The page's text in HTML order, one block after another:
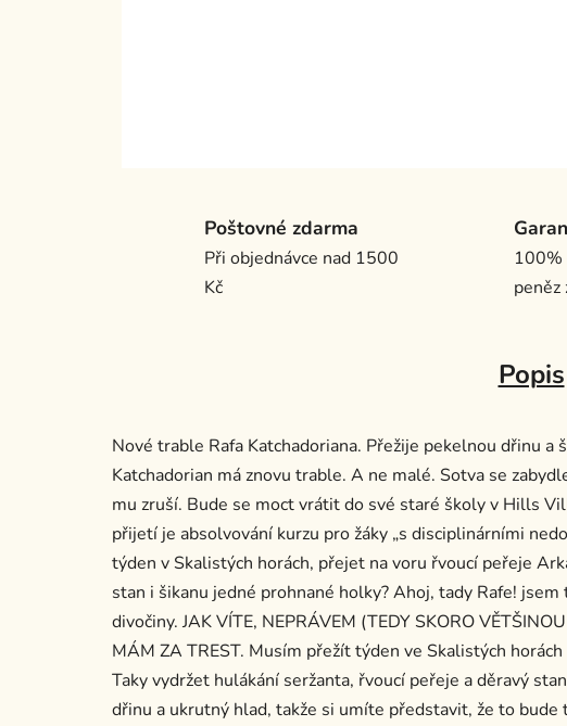
Poštovné zdarma
Při objednávce nad 1500
Kč
100%
peněz
Popis
Nové trable Rafa Katchadoriana. Přežije pekelnou dřinu a
Katchadorian má znovu trable. A ne malé. Sotva se
mu zruší. Bude se moct vrátit do své staré školy v Hills
přijetí je absolvování kurzu pro žáky „s disciplinárními
týden v Skalistých horách, přejet na voru řvoucí peřeje
stan i šikanu jedné prohnané holky? Ahoj, tady Rafe!
divočiny. JAK VÍTE, NEPRÁVEM (TEDY SKORO
MÁM ZA TREST. Musím přežít týden ve Skalistých
Taky vydržet hulákání seržanta, řvoucí peřeje a děravý
dřinu a ukrutný hlad, takže si umíte představit, že to